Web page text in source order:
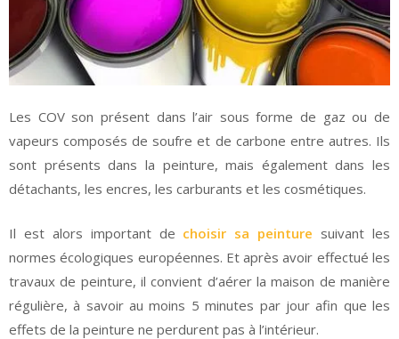
Les COV son présent dans l’air sous forme de gaz ou de
vapeurs composés de soufre et de carbone entre autres. Ils
sont présents dans la peinture, mais également dans les
détachants, les encres, les carburants et les cosmétiques.
Il est alors important de choisir sa peinture suivant les
normes écologiques européennes. Et après avoir effectué les
travaux de peinture, il convient d’aérer la maison de manière
régulière, à savoir au moins 5 minutes par jour afin que les
effets de la peinture ne perdurent pas à l’intérieur.